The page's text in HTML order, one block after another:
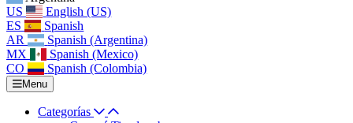
US
English (US)
ES
Spanish
AR
Spanish (Argentina)
MX
Spanish (Mexico)
CO
Spanish (Colombia)
Menu
Categorías